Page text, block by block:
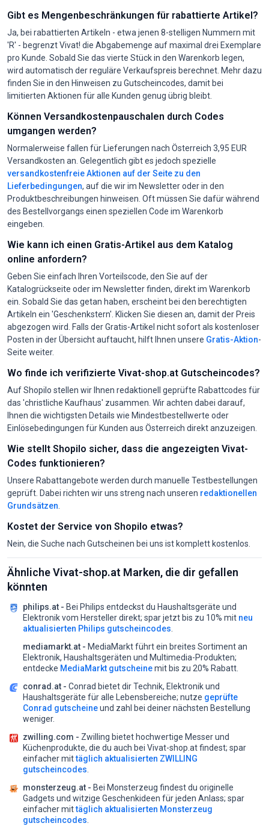
Gibt es Mengenbeschränkungen für rabattierte Artikel?
Ja, bei rabattierten Artikeln - etwa jenen 8-stelligen Nummern mit
'R' - begrenzt Vivat! die Abgabemenge auf maximal drei Exemplare
pro Kunde. Sobald Sie das vierte Stück in den Warenkorb legen,
wird automatisch der reguläre Verkaufspreis berechnet. Mehr dazu
finden Sie in den Hinweisen zu Gutscheincodes, damit bei
limitierten Aktionen für alle Kunden genug übrig bleibt.
Können Versandkostenpauschalen durch Codes
umgangen werden?
Normalerweise fallen für Lieferungen nach Österreich 3,95 EUR
Versandkosten an. Gelegentlich gibt es jedoch spezielle
versandkostenfreie Aktionen auf der Seite zu den
Lieferbedingungen, auf die wir im Newsletter oder in den
Produktbeschreibungen hinweisen. Oft müssen Sie dafür während
des Bestellvorgangs einen speziellen Code im Warenkorb
eingeben.
Wie kann ich einen Gratis-Artikel aus dem Katalog
online anfordern?
Geben Sie einfach Ihren Vorteilscode, den Sie auf der
Katalogrückseite oder im Newsletter finden, direkt im Warenkorb
ein. Sobald Sie das getan haben, erscheint bei den berechtigten
Artikeln ein 'Geschenkstern'. Klicken Sie diesen an, damit der Preis
abgezogen wird. Falls der Gratis-Artikel nicht sofort als kostenloser
Posten in der Übersicht auftaucht, hilft Ihnen unsere Gratis-Aktion-
Seite weiter.
Wo finde ich verifizierte Vivat-shop.at Gutscheincodes?
Auf Shopilo stellen wir Ihnen redaktionell geprüfte Rabattcodes für
das 'christliche Kaufhaus' zusammen. Wir achten dabei darauf,
Ihnen die wichtigsten Details wie Mindestbestellwerte oder
Einlösebedingungen für Kunden aus Österreich direkt anzuzeigen.
Wie stellt Shopilo sicher, dass die angezeigten Vivat-
Codes funktionieren?
Unsere Rabattangebote werden durch manuelle Testbestellungen
geprüft. Dabei richten wir uns streng nach unseren redaktionellen
Grundsätzen
Kostet der Service von Shopilo etwas?
Nein, die Suche nach Gutscheinen bei uns ist komplett kostenlos.
Ähnliche Vivat-shop.at Marken, die dir gefallen
könnten
philips.at - Bei Philips entdeckst du Haushaltsgeräte und
Elektronik vom Hersteller direkt; spar jetzt bis zu 10% mit neu
aktualisierten Philips gutscheincodes
mediamarkt.at - MediaMarkt führt ein breites Sortiment an
Elektronik, Haushaltsgeräten und Multimedia-Produkten;
entdecke MediaMarkt gutscheinemit bis zu 20% Rabatt.
conrad.at - Conrad bietet dir Technik, Elektronik und
Haushaltsgeräte für alle Lebensbereiche; nutze geprüfte
Conrad gutscheineund zahl bei deiner nächsten Bestellung
weniger.
zwilling.com - Zwilling bietet hochwertige Messer und
Küchenprodukte, die du auch bei Vivat-shop.at findest; spar
einfacher mittäglich aktualisierten ZWILLING
gutscheincodes
monsterzeug.at - Bei Monsterzeug findest du originelle
Gadgets und witzige Geschenkideen für jeden Anlass; spar
einfacher mittäglich aktualisierten Monsterzeug
gutscheincodes